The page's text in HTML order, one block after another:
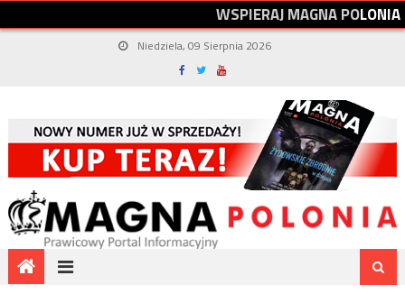
WSPIERAJMAGNAPOLONIA
Niedziela, 09 Sierpnia 2026